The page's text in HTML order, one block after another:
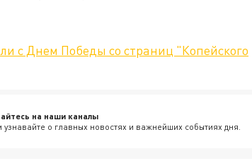
с Днем Победы со страниц "Копейского
на наши каналы
о главных новостях и важнейших событиях дня.